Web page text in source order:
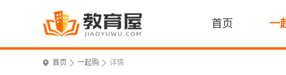
首页 一
首页 一起购 详情